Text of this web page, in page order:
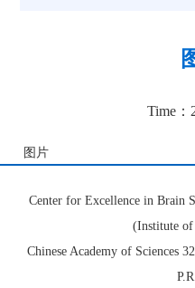
Time：
图片
Center for Excellence in Brain
(Institute of
Chinese Academy of Sciences